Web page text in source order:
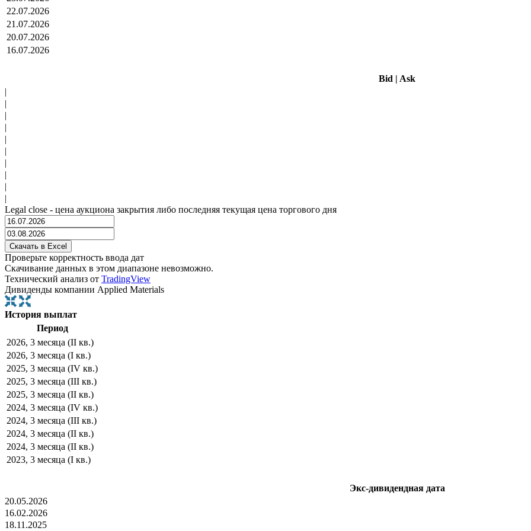
22.07.2026
21.07.2026
20.07.2026
16.07.2026
Bid | Ask
|
|
|
|
|
|
|
|
|
|
Legal close - цена аукциона закрытия либо последняя текущая цена торгового дня
Проверьте корректность ввода дат
Скачивание данных в этом диапазоне невозможно.
Технический анализ от TradingView
Дивиденды компании Applied Materials
История выплат
Период
2026, 3 месяца (II кв.)
2026, 3 месяца (I кв.)
2025, 3 месяца (IV кв.)
2025, 3 месяца (III кв.)
2025, 3 месяца (II кв.)
2024, 3 месяца (IV кв.)
2024, 3 месяца (III кв.)
2024, 3 месяца (II кв.)
2024, 3 месяца (II кв.)
2023, 3 месяца (I кв.)
Экс-дивидендная дата
20.05.2026
16.02.2026
18.11.2025